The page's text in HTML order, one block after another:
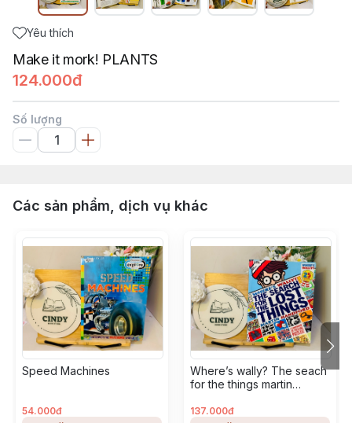
Yêu thích
Make it mork! PLANTS
124.000đ
Số lượng
Các sản phẩm, dịch vụ khác
Speed Machines
54.000đ
Where’s wally? The seach
for the things martin
137.000đ